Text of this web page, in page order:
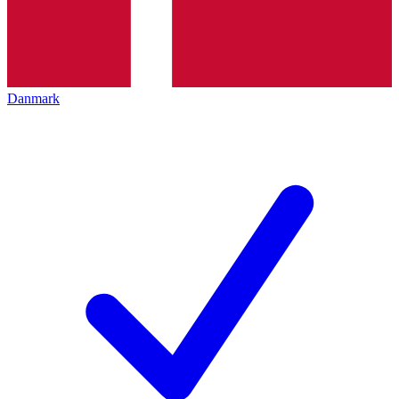
Danmark